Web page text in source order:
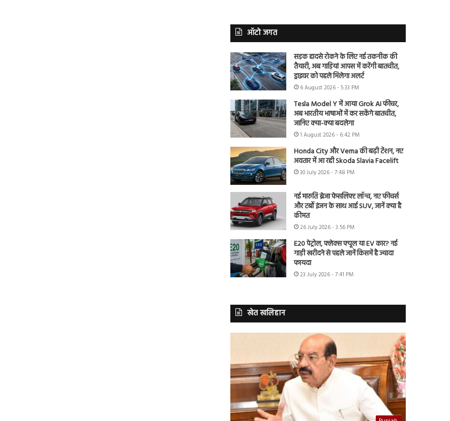
ऑटो जगत
सड़क हादसे रोकने के लिए नई तकनीक की
तैयारी, अब गाड़ियां आपस में करेंगी बातचीत,
ड्राइवर को पहले मिलेगा अलर्ट
6 August 2026 - 5:33 PM
Tesla Model Y में आया Grok AI फीचर,
अब भारतीय भाषाओं में कर सकेंगे बातचीत,
जानिए क्या-क्या बदलेगा
1 August 2026 - 6:42 PM
Honda City और Verna की बढ़ी टेंशन, नए
अवतार में आ रही Skoda Slavia Facelift
30 July 2026 - 7:48 PM
नई मारुति ब्रेजा फेसलिफ्ट लॉन्च, नए फीचर्स
और टर्बो इंजन के साथ आई SUV, जानें क्या है
कीमत
26 July 2026 - 3:56 PM
E20 पेट्रोल, फ्लेक्स फ्यूल या EV कार? नई
गाड़ी खरीदने से पहले जानें किसमें है ज्यादा
फायदा
23 July 2026 - 7:41 PM
खेत खलिहान